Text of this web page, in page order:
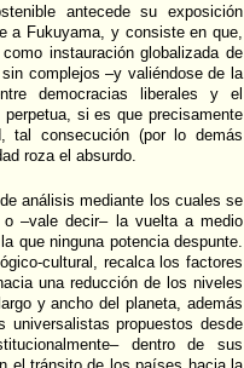
antecede su exposición
a Fukuyama, y consiste en que,
instauración globalizada de
complejos –y valiéndose de la
democracias liberales y el
si es que precisamente
tal consecución (por lo demás
roza el absurdo.
análisis mediante los cuales se
–vale decir– la vuelta a medio
que ninguna potencia despunte.
cultural, recalca los factores
una reducción de los niveles
y ancho del planeta, además
universalistas propuestos desde
dentro de sus